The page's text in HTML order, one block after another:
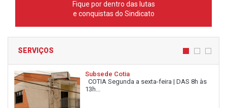
Fique por dentro das lutas
e conquistas do Sindicato
SERVIÇOS
Subsede Cotia
COTIA Segunda a sexta-feira | DAS 8h às
13h...